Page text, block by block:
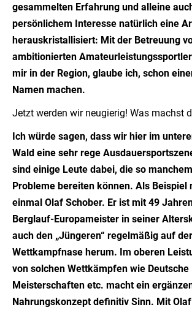
gesammelten Erfahrung und alleine
persönlichem Interesse natürlich eine
herauskristallisiert: Mit der Betreuung
ambitionierten
mir in der Region, glaube ich, schon
Namen machen.
Jetzt werden wir neugierig! Was machst
Ich würde sagen, dass wir hier im
Wald eine sehr rege
sind einige Leute dabei, die so
Probleme bereiten können. Als Beispiel
einmal Olaf Schober. Er ist mit 49
Berglauf-Europameister in seiner
auch den „Jüngeren“ regelmäßig auf der
Wettkampfnase herum. Im oberen
von solchen Wettkämpfen wie Deutsche
Meisterschaften etc. macht ein
Nahrungskonzept definitiv Sinn. Mit